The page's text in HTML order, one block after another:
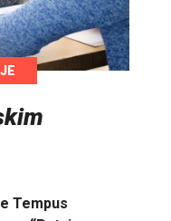
Tempus